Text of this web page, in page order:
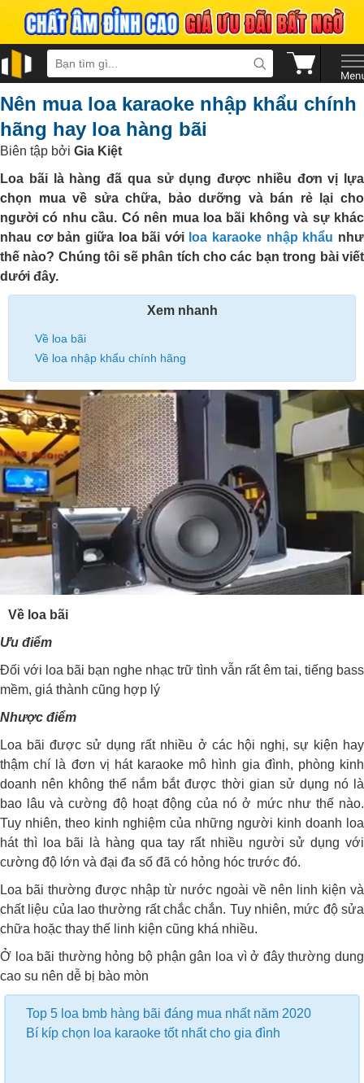
Nên mua loa karaoke nhập khẩu chính
hãng hay loa hàng bãi
Biên tập bởi Gia Kiệt
Loa bãi là hàng đã qua sử dụng được nhiều đơn vị lựa
chọn mua về sửa chữa, bảo dưỡng và bán rẻ lại cho
người có nhu cầu. Có nên mua loa bãi không và sự khác
nhau cơ bản giữa loa bãi với loa karaoke nhập khẩu như
thế nào? Chúng tôi sẽ phân tích cho các bạn trong bài viết
dưới đây.
Xem nhanh
Về loa bãi
Về loa nhập khẩu chính hãng
Về loa bãi
Ưu điểm
Đối với loa bãi bạn nghe nhạc trữ tình vẫn rất êm tai, tiếng bass
mềm, giá thành cũng hợp lý
Nhược điểm
Loa bãi được sử dụng rất nhiều ở các hội nghị, sự kiện hay
thậm chí là đơn vị hát karaoke mô hình gia đình, phòng kinh
doanh nên không thể nắm bắt được thời gian sử dụng nó là
bao lâu và cường độ hoạt động của nó ở mức như thế nào.
Tuy nhiên, theo kinh nghiệm của những người kinh doanh loa
hát thì loa bãi là hàng qua tay rất nhiều người sử dụng với
cường độ lớn và đại đa số đã có hỏng hóc trước đó.
Loa bãi thường được nhập từ nước ngoài về nên linh kiện và
chất liệu của lao thường rất chắc chắn. Tuy nhiên, mức độ sửa
chữa hoặc thay thế linh kiện cũng khá nhiều.
Ở loa bãi thường hỏng bộ phận gân loa vì ở đây thường dung
cao su nên dễ bị bào mòn
Top 5 loa bmb hàng bãi đáng mua nhất năm 2020
Bí kíp chọn loa karaoke tốt nhất cho gia đình